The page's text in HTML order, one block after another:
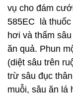
vụ cho đám
585EC là thuốc
hơi và thấm
ăn quả. Phun
(diệt sâu trên
trừ sâu đục
muỗi, sâu ăn lá